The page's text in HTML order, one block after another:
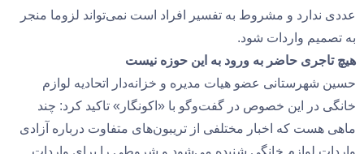
عددی ندارد و مشروط به تفسیر افراد است نمی‌تواند لزوما منجر
به تصمیم واردات شود.
هیچ تاجری حاضر به ورود به این حوزه نیست
حسین شهرستانی عضو هیات مدیره و خزانه‌دار اتحادیه لوازم
خانگی در این خصوص در گفت‌و‌گو با «اکونگار» تاکید کرد: چند
ماهی هست که اخبار مختلفی از تریبون‌های متفاوت درباره آزادی
واردات لوازم خانگی شنیده می‌شود و شروطی را برای واردات